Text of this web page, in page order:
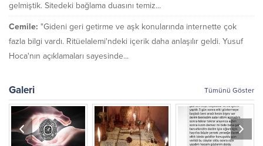
gelmiştik. Sitedeki bağlama duasını temiz...
Cemile: "Gideni geri getirme ve aşk konularında internette çok
fazla bilgi vardı. Ritüelalemi'ndeki içerik daha anlaşılır geldi. Yusuf
Hoca'nın açıklamaları sayesinde...
Galeri Tümünü Göster